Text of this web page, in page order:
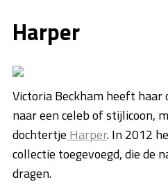
Harper
Victoria Beckham heeft
naar een celeb of stijlicoon,
dochtertje Harper. In 2012
collectie toegevoegd, die de
dragen.